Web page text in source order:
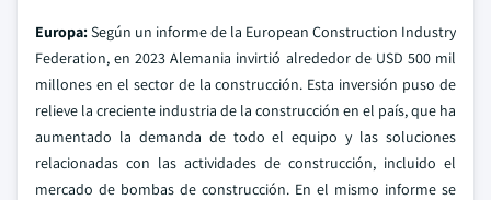
Europa:Según un informe de la European Construction Industry
Federation, en 2023 Alemania invirtió alrededor de USD 500 mil
millones en el sector de la construcción. Esta inversión puso de
relieve la creciente industria de la construcción en el país, que ha
aumentado la demanda de todo el equipo y las soluciones
relacionadas con las actividades de construcción, incluido el
mercado de bombas de construcción. En el mismo informe se